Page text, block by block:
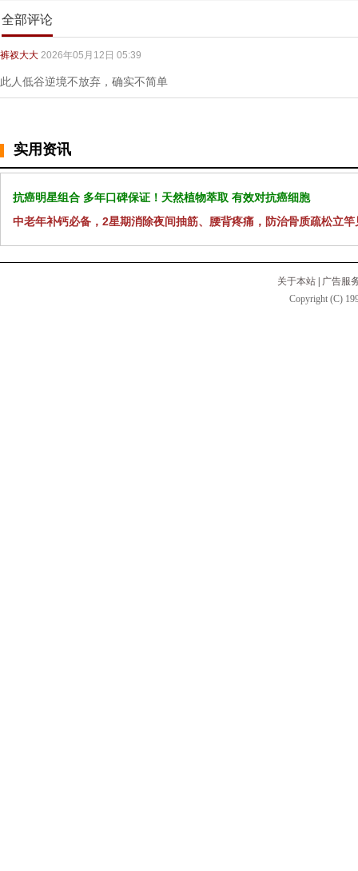
全部评论
裤衩大大 2026年05月12日 05:39
此人低谷逆境不放弃，确实不简单
实用资讯
抗癌明星组合 多年口碑保证！天然植物萃取 有效对抗癌细胞
中老年补钙必备，2星期消除夜间抽筋、腰背疼痛，防治骨质疏松立竿
关于本站
广告服
Copyright (C)